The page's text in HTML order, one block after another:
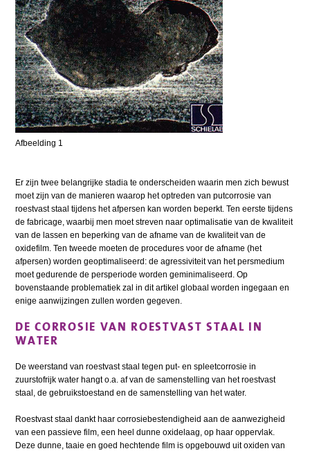
Afbeelding 1
Er zijn twee belangrijke stadia te onderscheiden waarin men zich bewust
moet zijn van de manieren waarop het optreden van putcorrosie van
roestvast staal tijdens het afpersen kan worden beperkt. Ten eerste tijdens
de fabricage, waarbij men moet streven naar optimalisatie van de kwaliteit
van de lassen en beperking van de afname van de kwaliteit van de
oxidefilm. Ten tweede moeten de procedures voor de afname (het
afpersen) worden geoptimaliseerd: de agressiviteit van het persmedium
moet gedurende de persperiode worden geminimaliseerd. Op
bovenstaande problematiek zal in dit artikel globaal worden ingegaan en
enige aanwijzingen zullen worden gegeven.
DE CORROSIE VAN ROESTVAST STAAL IN
WATER
De weerstand van roestvast staal tegen put- en spleetcorrosie in
zuurstofrijk water hangt o.a. af van de samenstelling van het roestvast
staal, de gebruikstoestand en de samenstelling van het water.
Roestvast staal dankt haar corrosiebestendigheid aan de aanwezigheid
van een passieve film, een heel dunne oxidelaag, op haar oppervlak.
Deze dunne, taaie en goed hechtende film is opgebouwd uit oxiden van